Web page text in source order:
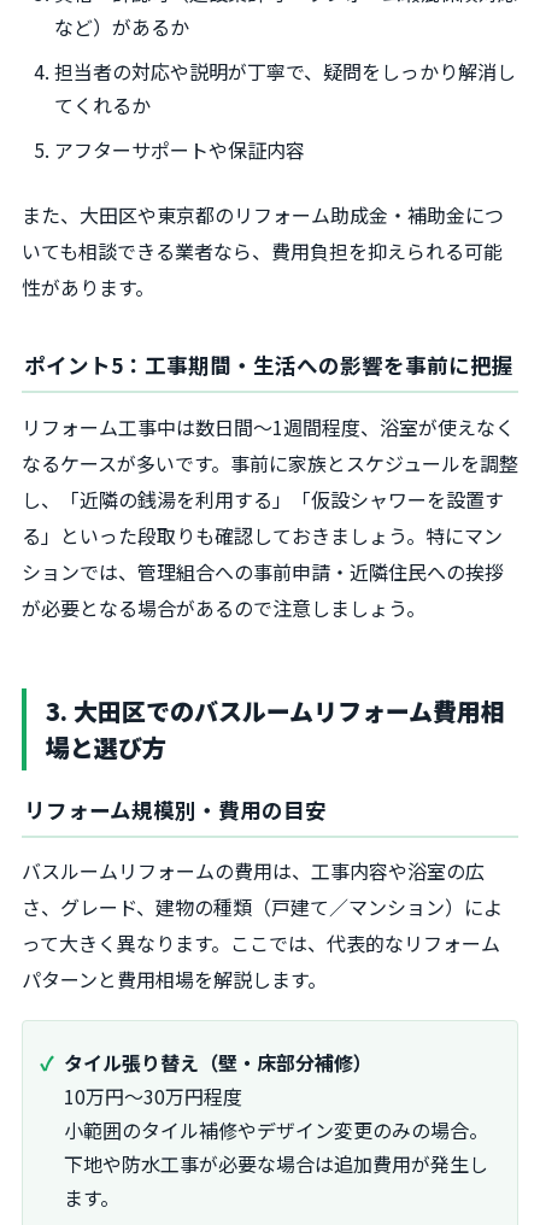
など）があるか
担当者の対応や説明が丁寧で、疑問をしっかり解消し
てくれるか
アフターサポートや保証内容
また、大田区や東京都のリフォーム助成金・補助金につ
いても相談できる業者なら、費用負担を抑えられる可能
性があります。
ポイント5：工事期間・生活への影響を事前に把握
リフォーム工事中は数日間〜1週間程度、浴室が使えなく
なるケースが多いです。事前に家族とスケジュールを調整
し、「近隣の銭湯を利用する」「仮設シャワーを設置す
る」といった段取りも確認しておきましょう。特にマン
ションでは、管理組合への事前申請・近隣住民への挨拶
が必要となる場合があるので注意しましょう。
3. 大田区でのバスルームリフォーム費用相
場と選び方
リフォーム規模別・費用の目安
バスルームリフォームの費用は、工事内容や浴室の広
さ、グレード、建物の種類（戸建て／マンション）によ
って大きく異なります。ここでは、代表的なリフォーム
パターンと費用相場を解説します。
タイル張り替え（壁・床部分補修）
10万円〜30万円程度
小範囲のタイル補修やデザイン変更のみの場合。
下地や防水工事が必要な場合は追加費用が発生し
ます。